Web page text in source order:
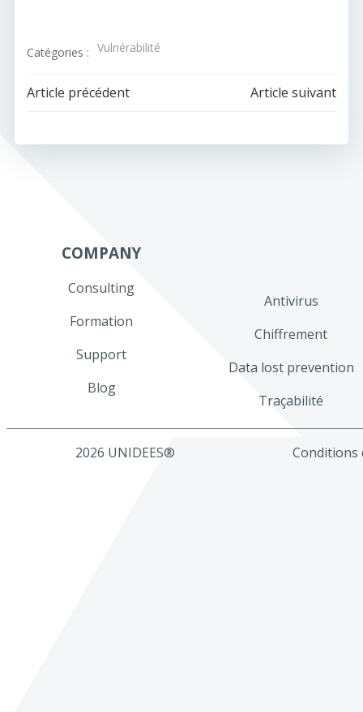
Catégories : Vulnérabilité
Navigation
de
Article précédent
Navigation
de
Article suivant
COMPANY
Consulting
Formation
Support
Blog
Antivirus
Chiffrement
Data lost prevention
Traçabilité
2026 UNIDEES® Conditions